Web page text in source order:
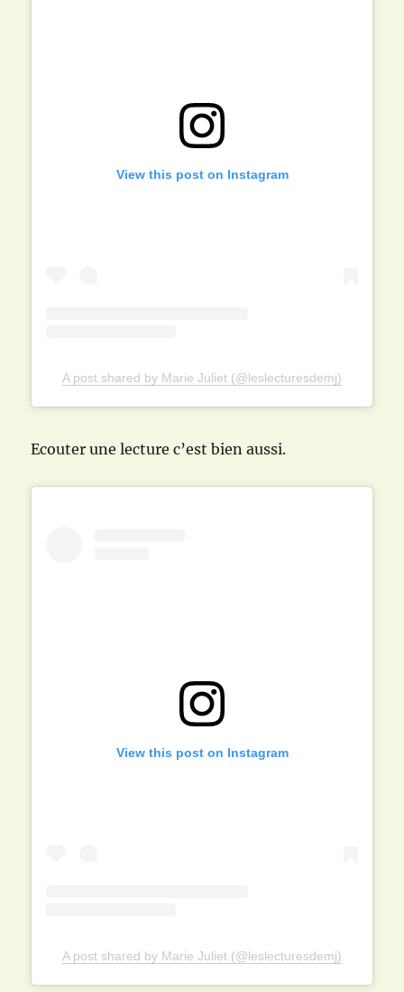
View this post on Instagram
A post shared by Marie Juliet (@leslecturesdemj)
Ecouter une lecture c’est bien aussi.
View this post on Instagram
A post shared by Marie Juliet (@leslecturesdemj)